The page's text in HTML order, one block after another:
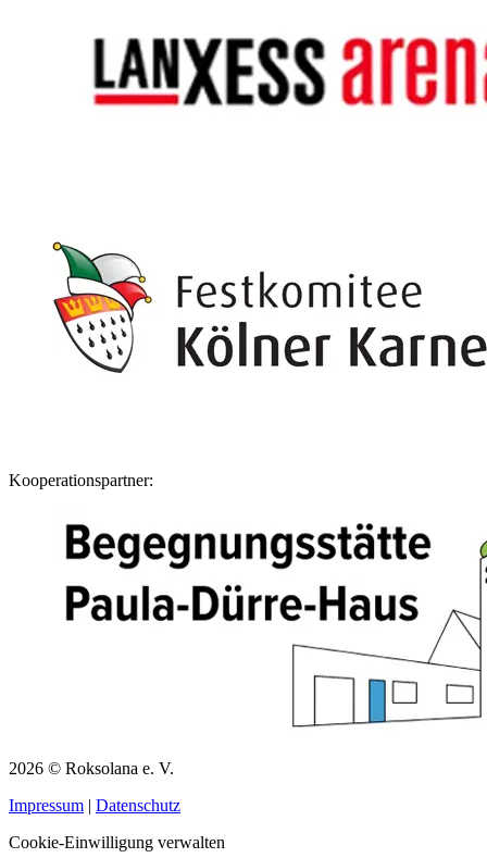
Kooperationspartner:
2026 © Roksolana e. V.
Impressum | Datenschutz
Cookie-Einwilligung verwalten